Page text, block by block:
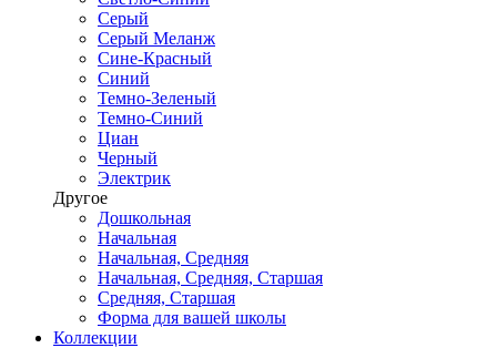
Серый
Серый Меланж
Сине-Красный
Синий
Темно-Зеленый
Темно-Синий
Циан
Черный
Электрик
Другое
Дошкольная
Начальная
Начальная, Средняя
Начальная, Средняя, Старшая
Средняя, Старшая
Форма для вашей школы
Коллекции